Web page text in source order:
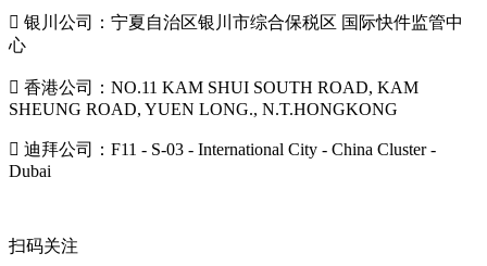
 银川公司：宁夏自治区银川市综合保税区 国际快件监管中
心
 香港公司：NO.11 KAM SHUI SOUTH ROAD, KAM
SHEUNG ROAD, YUEN LONG., N.T.HONGKONG
 迪拜公司：F11 - S-03 - International City - China Cluster -
Dubai
扫码关注